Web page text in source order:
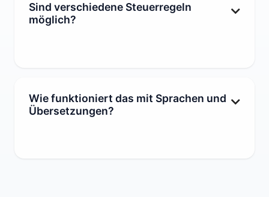
Sind verschiedene Steuerregeln
möglich?
Wie funktioniert das mit Sprachen und
Übersetzungen?